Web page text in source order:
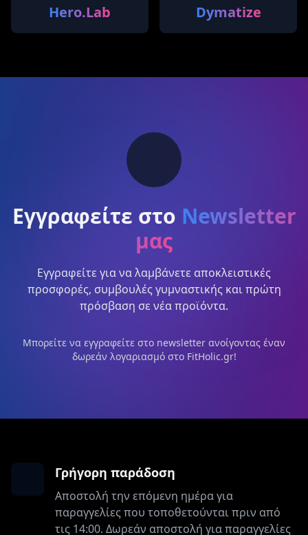
Hero.Lab Dymatize
Εγγραφείτε στο Newsletter
μας
Εγγραφείτε για να λαμβάνετε αποκλειστικές
προσφορές, συμβουλές γυμναστικής και πρώτη
πρόσβαση σε νέα προϊόντα.
Μπορείτε να εγγραφείτε στο newsletter ανοίγοντας έναν
δωρεάν λογαριασμό στο FitHolic.gr!
Γρήγορη παράδοση
Αποστολή την επόμενη ημέρα για
παραγγελίες που τοποθετούνται πριν από
τις 14:00. Δωρεάν αποστολή για παραγγελίες